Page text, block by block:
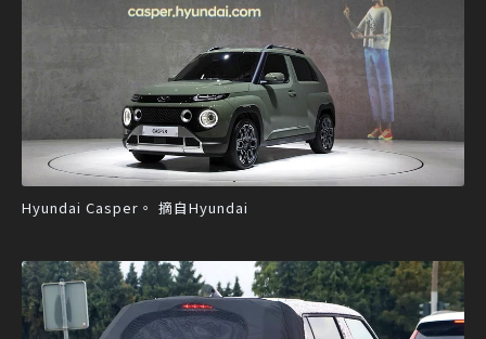
Hyundai Casper。 摘自Hyundai